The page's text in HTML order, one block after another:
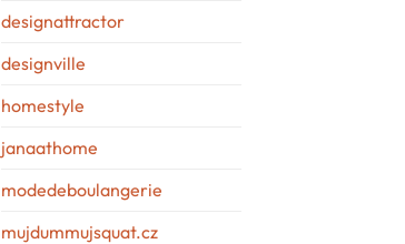
designattractor
designville
homestyle
janaathome
modedeboulangerie
mujdummujsquat.cz